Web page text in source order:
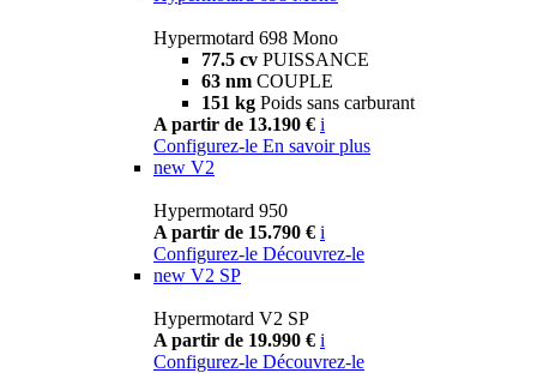
Hypermotard 698 Mono
77.5 cv PUISSANCE
63 nm COUPLE
151 kg Poids sans carburant
A partir de 13.190 € i
Configurez-le En savoir plus
new V2
Hypermotard 950
A partir de 15.790 € i
Configurez-le Découvrez-le
new V2 SP
Hypermotard V2 SP
A partir de 19.990 € i
Configurez-le Découvrez-le